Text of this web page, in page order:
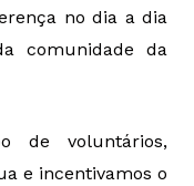
no dia a dia
comunidade da
de voluntários,
e incentivamos o